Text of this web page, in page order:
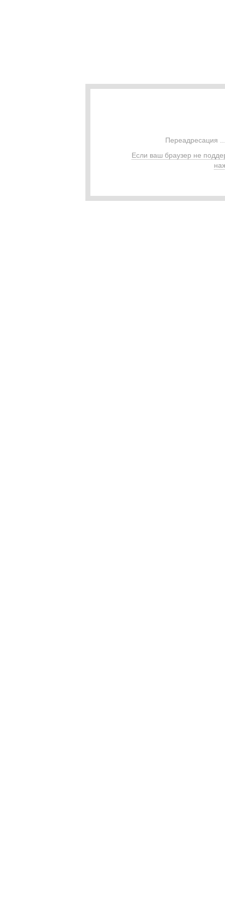
Переадресация
Если ваш браузер не